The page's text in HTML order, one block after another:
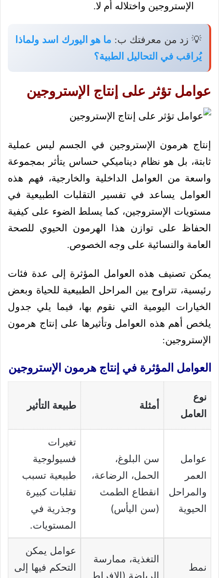
الإستروجين واختلاله أم لا.
💡 زد من معرفتك ب: ما هو اليورك اسد ولماذا
يُراقب في التحاليل الطبية؟
عوامل تؤثر على إنتاج الإستروجين
إنتاج هرمون الإستروجين في الجسم ليس عملية
ثابتة، بل هو نظام ديناميكي حساس يتأثر بمجموعة
واسعة من العوامل الداخلية والخارجية، فهم هذه
العوامل يساعد في تفسير التقلبات الطبيعية في
مستويات الإستروجين، كما يسلط الضوء على كيفية
الحفاظ على توازن هذا الهرمون الحيوي للصحة
العامة والنسائية على وجه الخصوص.
يمكن تصنيف هذه العوامل المؤثرة إلى عدة فئات
رئيسية، تتراوح بين المراحل الطبيعية للحياة وبعض
الخيارات اليومية التي نقوم بها، فيما يلي جدول
يلخص أهم هذه العوامل وتأثيرها على إنتاج هرمون
الإستروجين:
العوامل المؤثرة في إنتاج هرمون الإستروجين
نوع
العامل
أمثلة طبيعة التأثير
عوامل
العمر
والمراحل
الحيوية
سن البلوغ،
الحمل، الرضاعة،
انقطاع الطمث
(سن اليأس)
تغيرات
فسيولوجية
طبيعية تسبب
تقلبات كبيرة
وجذرية في
المستويات.
نمط
التغذية، ممارسة
الرياضة (الإفراط
عوامل يمكن
التحكم فيها إلى